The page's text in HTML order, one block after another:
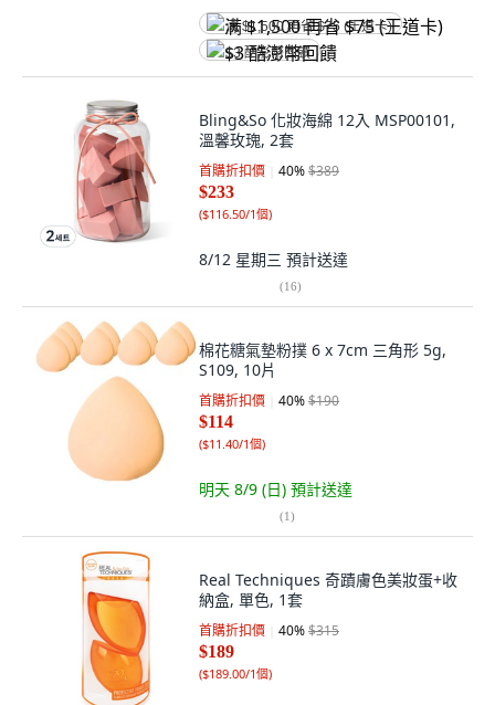
满 $1,500 再省 $75 (王道卡)
$3 酷澎幣回饋
Bling&So 化妝海綿 12入 MSP00101,
溫馨玫瑰, 2套
首購折扣價 40%$389
$233
($116.50/1個)
8/12 星期三 預計送達
(16)
棉花糖氣墊粉撲 6 x 7cm 三角形 5g,
S109, 10片
首購折扣價 40%$190
$114
($11.40/1個)
明天 8/9 (日) 預計送達
(1)
Real Techniques 奇蹟膚色美妝蛋+收
納盒, 單色, 1套
首購折扣價 40%$315
$189
($189.00/1個)